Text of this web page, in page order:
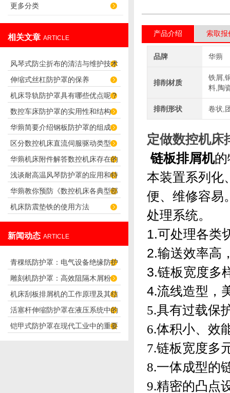
更多分类
相关文章 ARTICLE
风琴式防尘折布的清洁与维护技术
伸缩式丝杠防护罩的保养
机床导轨防护罩具有哪些优点呢？
数控车床防护罩的实用性和结构
华蒴简要介绍钢板防护罩的组成
区分数控机床直流伺服驱动类型
华蒴机床附件解答数控机床存在的
运动（机床的运动）
浅谈耐高温风琴防护罩的应用和特
点
华蒴教你预防《数控机床各典型部
件》可能出现的主要故障
机床防震垫铁的使用方法
新闻动态 ARTICLE
青稞纸防护罩：电气设备绝缘防护
专用方案
雕刻机防护罩：高效阻隔木屑粉
尘，守护设备精度与安全
机床刮板排屑机的工作原理及其结
构分析
活塞杆伸缩防护罩在液压系统中的
应用
铠甲式防护罩在现代工业中的重要
产品介绍 索取报
品牌 华蒴
排削材质
铁屑,
料,陶
排削形状 卷状,
定做数控机床
链板排屑机
本装置系列化
便、维修容易
处理系统。
1.可处理各类
2.输送效率高
3.链板宽度多
4.流线造型，
5.具有过载
6.体积小、效
7.链板宽度多
8.一体成型的
9.精密的凸点